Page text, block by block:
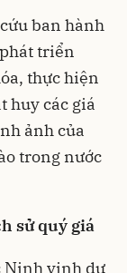
ban hành
triển
thực hiện
huy các giá
ảnh của
trong nước
sử quý giá
Ninh vinh dự